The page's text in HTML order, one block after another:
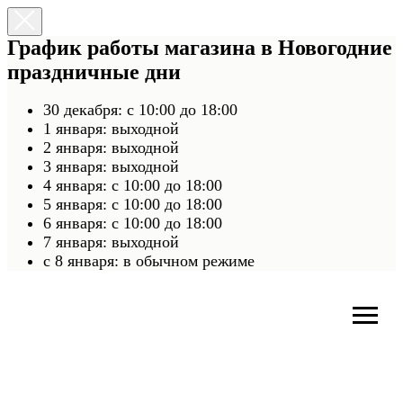
График работы магазина в Новогодние
праздничные дни
30 декабря: с 10:00 до 18:00
1 января: выходной
2 января: выходной
3 января: выходной
4 января: с 10:00 до 18:00
5 января: с 10:00 до 18:00
6 января: с 10:00 до 18:00
7 января: выходной
c 8 января: в обычном режиме